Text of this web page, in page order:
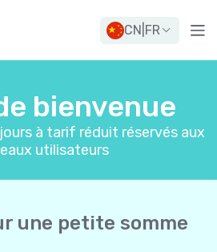
CN FR
bienvenue
à tarif réduit réservés aux
utilisateurs
une petite somme